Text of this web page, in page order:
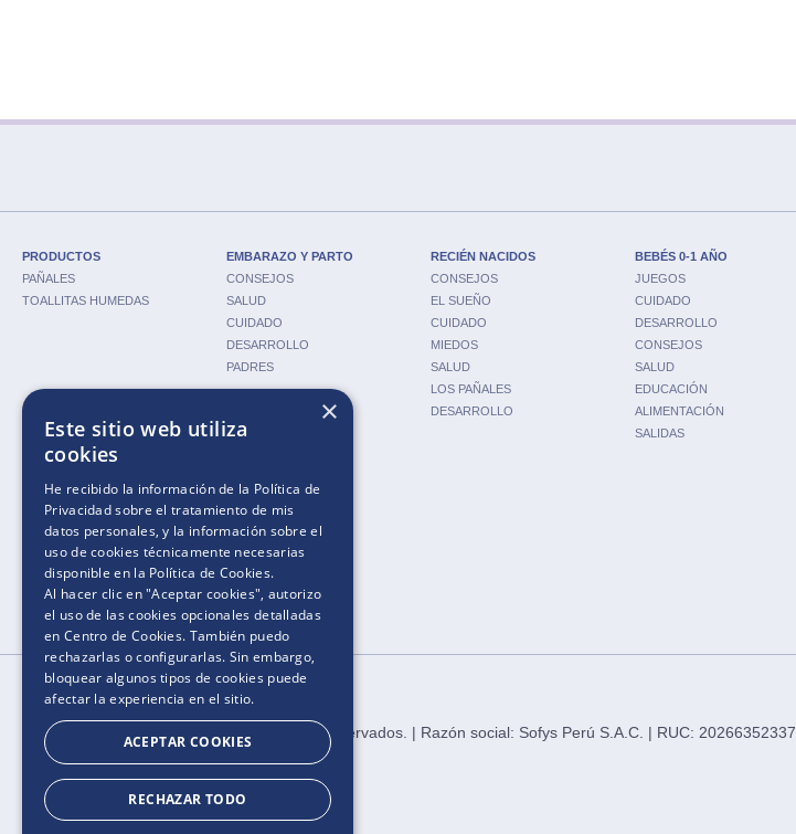
PRODUCTOS
PAÑALES
TOALLITAS HUMEDAS
EMBARAZO Y PARTO
CONSEJOS
SALUD
CUIDADO
DESARROLLO
PADRES
RECIÉN NACIDOS
CONSEJOS
EL SUEÑO
CUIDADO
MIEDOS
SALUD
LOS PAÑALES
DESARROLLO
BEBÉS 0-1 AÑO
JUEGOS
CUIDADO
DESARROLLO
CONSEJOS
SALUD
EDUCACIÓN
ALIMENTACIÓN
SALIDAS
FERTILIDAD
CALCULADORA DE PAÑALES
NOMBRES DE BEBÉS
2025​.​​ ​Todos los derechos reservados​. | Razón social: Sofys Perú S.A.C. | RUC: 20266352337
×
Este sitio web utiliza
cookies
He recibido la información de la Política de
Privacidadsobre el tratamiento de mis
datos personales, y la información sobre el
uso de cookies técnicamente necesarias
disponible en la Política de Cookies.
Al hacer clic en "Aceptar cookies", autorizo
el uso de las cookies opcionales detalladas
en Centro de Cookies. También puedo
rechazarlas o configurarlas. Sin embargo,
bloquear algunos tipos de cookies puede
afectar la experiencia en el sitio.
ACEPTAR COOKIES
RECHAZAR TODO